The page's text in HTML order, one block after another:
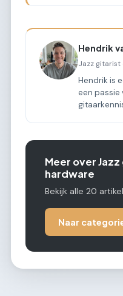
Hendrik
Jazz
Hendrik is
een passie
Meer over
hardware
Bekijk alle 20
Naar